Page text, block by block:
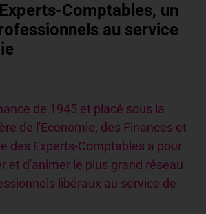
Comptables, un
au service
de 1945 et placé sous la
de l'Economie, des Finances et
des Experts-Comptables a pour
et d'animer le plus grand réseau
libéraux au service de